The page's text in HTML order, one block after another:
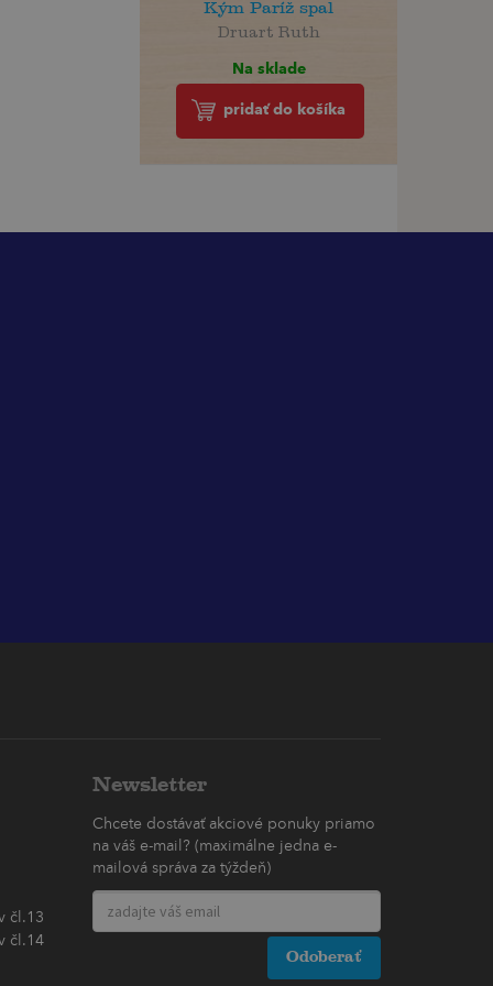
Kým Paríž spal
Druart Ruth
Na sklade
pridať do košíka
čl.13
čl.14
Newsletter
Chcete dostávať akciové ponuky priamo
na váš e-mail? (maximálne jedna e-
mailová správa za týždeň)
Odoberať